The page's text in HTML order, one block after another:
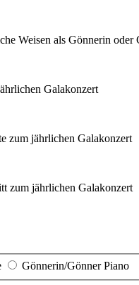
Weisen als Gönnerin
Galakonzert
zum jährlichen Galakonzert
zum jährlichen Galakonzert
Gönnerin/Gönner Piano